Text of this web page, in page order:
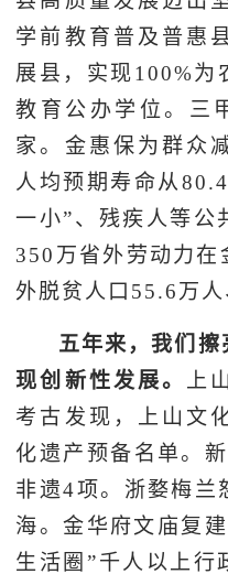
学前教育普及普惠
展县，实现100%为
教育公办学位。三
家。金惠保为群众
人均预期寿命从
一小”、残疾人等公
350万省外劳动力在
外脱贫人口55.6万人
五年来，我们
现创新性发展。
上
考古发现，上山文
化遗产预备名单。
非遗4项。浙婺梅兰
海。金华府文庙复
生活圈”千人以上行